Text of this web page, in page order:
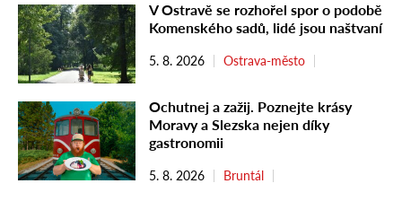
V Ostravě se rozhořel spor o podobě
Komenského sadů, lidé jsou naštvaní
5. 8. 2026 Ostrava-město
Ochutnej a zažij. Poznejte krásy
Moravy a Slezska nejen díky
gastronomii
5. 8. 2026 Bruntál